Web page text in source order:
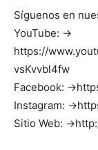
Síguenos en
YouTube: →
https://
vsKvvbl4fw
Facebook:
Instagram:
Sitio Web: